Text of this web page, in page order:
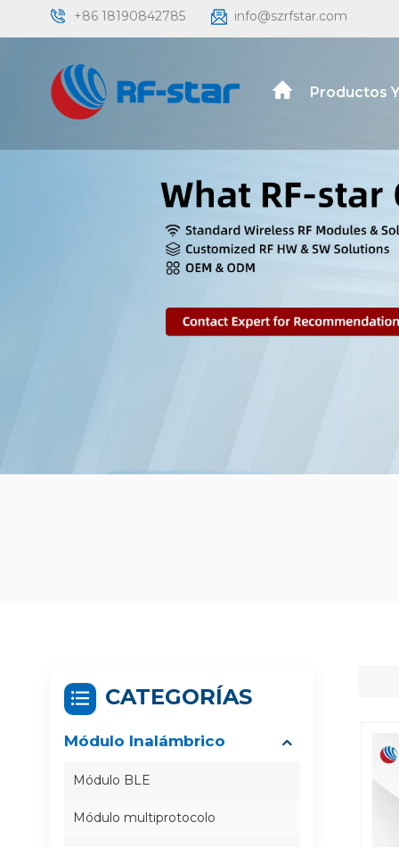
+86 18190842785 info@szrfstar.com
Productos
CATEGORÍAS
Módulo Inalámbrico
Módulo BLE
Módulo multiprotocolo